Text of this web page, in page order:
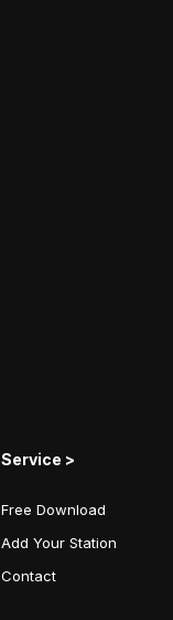
Service >
Free Download
Add Your Station
Contact